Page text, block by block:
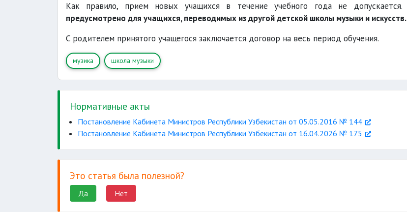
Как правило, прием новых учащихся в течение учебного года не допускается.
предусмотрено для учащихся, переводимых из другой детской школы музыки и искусств.
С родителем принятого учащегося заключается договор на весь период обучения.
музика школа музыки
Нормативные акты
Постановление Кабинета Министров Республики Узбекистан от 05.05.2016 № 144
Постановление Кабинета Министров Республики Узбекистан от 16.04.2026 № 175
Это статья была полезной?
Да Нет